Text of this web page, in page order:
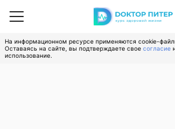
На информационном ресурсе применяются cookie-
Оставаясь на сайте, вы подтверждаете свое согласие
использование.